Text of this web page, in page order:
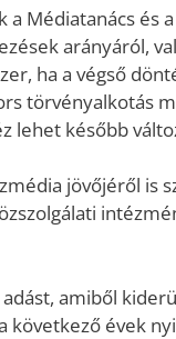
a Médiatanács és
arányáról,
ha a végső
törvényalkotás
lehet később
jövőjéről is
amiből
évek